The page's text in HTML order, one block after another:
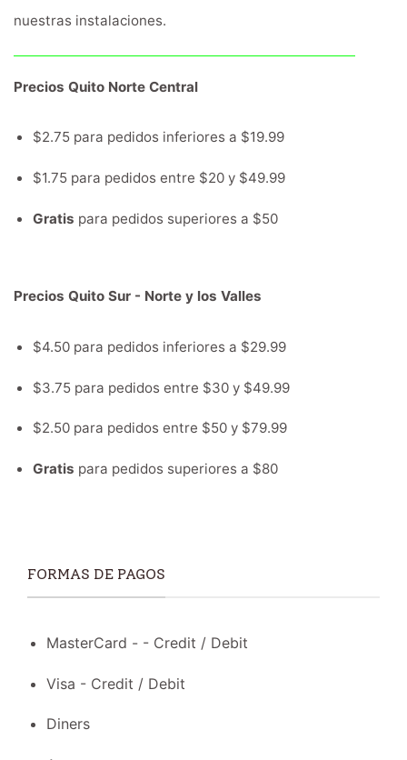
nuestras instalaciones.
Precios Quito Norte Central
$2.75 para pedidos inferiores a $19.99
$1.75 para pedidos entre $20 y $49.99
Gratis para pedidos superiores a $50
Precios Quito Sur - Norte y los Valles
$4.50 para pedidos inferiores a $29.99
$3.75 para pedidos entre $30 y $49.99
$2.50 para pedidos entre $50 y $79.99
Gratis para pedidos superiores a $80
FORMAS DE PAGOS
MasterCard - - Credit / Debit
Visa - Credit / Debit
Diners